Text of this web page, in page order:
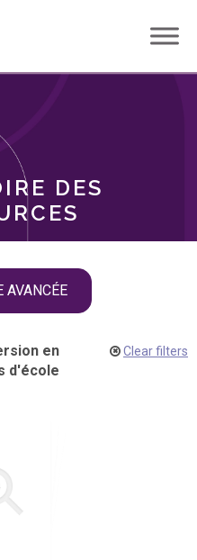
DES
AVANCÉE
en
d'école
Clear filters